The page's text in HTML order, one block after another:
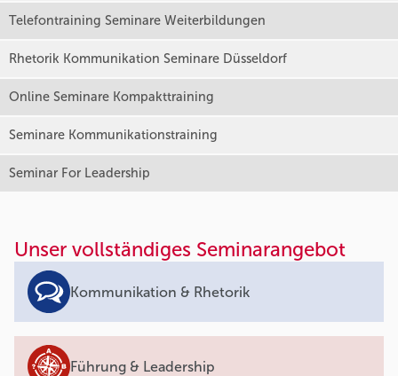
Telefontraining Seminare Weiterbildungen
Rhetorik Kommunikation Seminare Düsseldorf
Online Seminare Kompakttraining
Seminare Kommunikationstraining
Seminar For Leadership
Unser vollständiges Seminarangebot
Kommunikation & Rhetorik
Führung & Leadership